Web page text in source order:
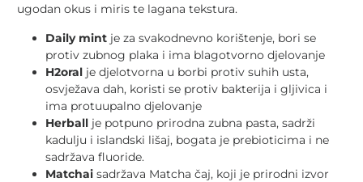
ugodan okus i miris te lagana tekstura.
Daily mint je za svakodnevno korištenje, bori se
protiv zubnog plaka i ima blagotvorno djelovanje
H2oral je djelotvorna u borbi protiv suhih usta,
osvježava dah, koristi se protiv bakterija i gljivica i
ima protuupalno djelovanje
Herball je potpuno prirodna zubna pasta, sadrži
kadulju i islandski lišaj, bogata je prebioticima i ne
sadržava fluoride.
Matchai sadržava Matcha čaj, koji je prirodni izvor